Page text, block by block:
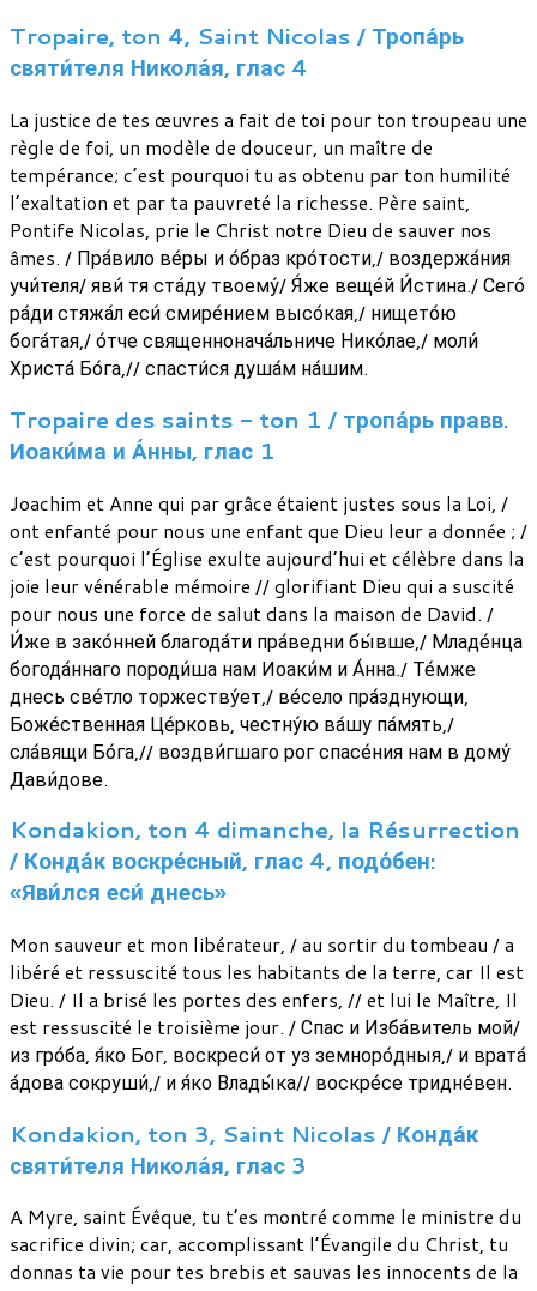
Tropaire, ton 4, Saint Nicolas / Тропа́рь
святи́теля Никола́я, глас 4
La justice de tes œuvres a fait de toi pour ton troupeau une
règle de foi, un modèle de douceur, un maître de
tempérance; c’est pourquoi tu as obtenu par ton humilité
l’exaltation et par ta pauvreté la richesse. Père saint,
Pontife Nicolas, prie le Christ notre Dieu de sauver nos
âmes. / Пра́вило ве́ры и о́браз кро́тости,/ воздержа́ния
учи́теля/ яви́ тя ста́ду твоему́/ Я́же веще́й И́стина./ Сего́
ра́ди стяжа́л еси́ смире́нием высо́кая,/ нището́ю
бога́тая,/ о́тче священнонача́льниче Нико́лае,/ моли́
Христа́ Бо́га,// спасти́ся душа́м на́шим.
Tropaire des saints - ton 1 / тропа́рь правв.
Иоаки́ма и А́нны, глас 1
Joachim et Anne qui par grâce étaient justes sous la Loi, /
ont enfanté pour nous une enfant que Dieu leur a donnée ; /
c’est pourquoi l’Église exulte aujourd’hui et célèbre dans la
joie leur vénérable mémoire // glorifiant Dieu qui a suscité
pour nous une force de salut dans la maison de David. /
И́же в зако́нней благода́ти пра́ведни бы́вше,/ Младе́нца
богода́ннаго породи́ша нам Иоаки́м и А́нна./ Те́мже
днесь све́тло торжеству́ет,/ ве́село пра́зднующи,
Боже́ственная Це́рковь, честну́ю ва́шу па́мять,/
сла́вящи Бо́га,// воздви́гшаго рог спасе́ния нам в дому́
Дави́дове.
Kondakion, ton 4 dimanche, la Résurrection
/ Конда́к воскре́сный, глас 4, подо́бен:
«Яви́лся еси́ днесь»
Mon sauveur et mon libérateur, / au sortir du tombeau / a
libéré et ressuscité tous les habitants de la terre, car Il est
Dieu. / Il a brisé les portes des enfers, // et lui le Maître, Il
est ressuscité le troisième jour. / Спас и Изба́витель мой/
из гро́ба, я́ко Бог, воскреси́ от уз земноро́дныя,/ и врата́
а́дова сокруши́,/ и я́ко Влады́ка// воскре́се тридне́вен.
Kondakion, ton 3, Saint Nicolas / Конда́к
святи́теля Никола́я, глас 3
A Myre, saint Évêque, tu t’es montré comme le ministre du
sacrifice divin; car, accomplissant l’Évangile du Christ, tu
donnas ta vie pour tes brebis et sauvas les innocents de la